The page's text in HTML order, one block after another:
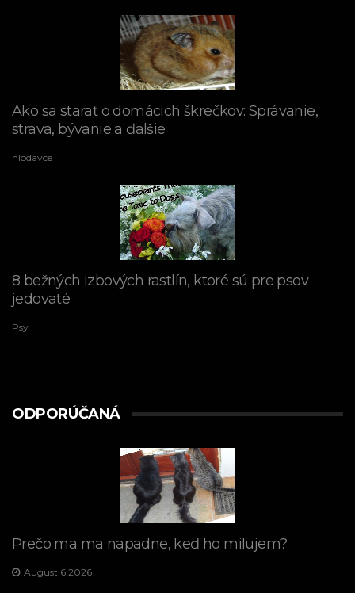
Ako sa starať o domácich škrečkov: Správanie,
strava, bývanie a ďalšie
hlodavce
8 bežných izbových rastlín, ktoré sú pre psov
jedovaté
Psy
ODPORÚČANÁ
Prečo ma ma napadne, keď ho milujem?
August 6,2026